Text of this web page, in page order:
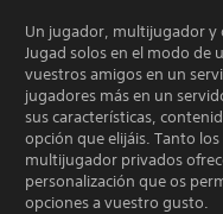
Un jugador, multijugador y
Jugad solos en el modo
vuestros amigos en un
jugadores más en un
sus características,
opción que elijáis. Tanto
multijugador privados
personalización que os
opciones a vuestro gusto.